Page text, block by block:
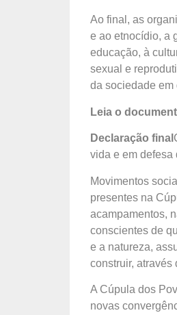
Ao final, as
e ao etnocídio, a
educação, à
sexual e
da sociedade em
Leia o
Declaração final
vida e em defesa
Movimentos
presentes na
acampamentos,
conscientes de
e a natureza,
construir, através
A Cúpula dos
novas